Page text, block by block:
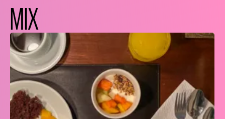
MIX